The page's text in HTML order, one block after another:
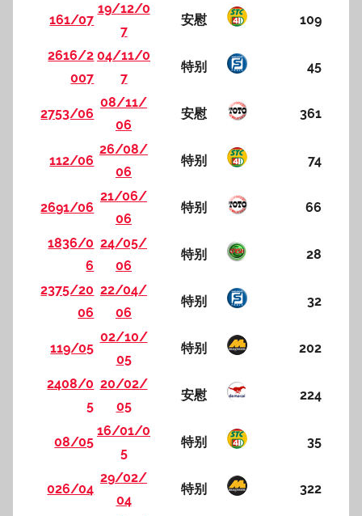
161/07
19/12/0
7
安慰 109
2616/2
007
04/11/0
7
特别 45
2753/06
08/11/
06
安慰 361
112/06
26/08/
06
特别 74
2691/06
21/06/
06
特别 66
1836/0
6
24/05/
06
特别 28
2375/20
06
22/04/
06
特别 32
119/05
02/10/
05
特别 202
2408/0
5
20/02/
05
安慰 224
08/05
16/01/0
5
特别 35
026/04
29/02/
04
特别 322